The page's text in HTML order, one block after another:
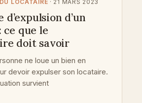
LOCATAIRE · 21 MARS 2023
d’expulsion d’un
que le
doit savoir
ne loue un bien en
devoir expulser son locataire.
survient